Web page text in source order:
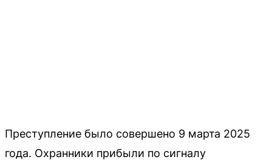
Преступление было совершено 9 марта 2025
года. Охранники прибыли по сигналу